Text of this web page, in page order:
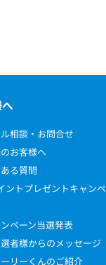
相談・お問合せ
お客様へ
る質問
ントプレゼントキャンペ
ペーン当選発表
者様からのメッセージ
リーくんのご紹介